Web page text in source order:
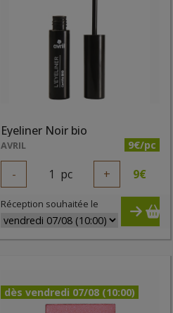
Eyeliner Noir bio
AVRIL 9€/pc
- 1 pc + 9€
Réception souhaitée le
dès vendredi 07/08 (10:00)